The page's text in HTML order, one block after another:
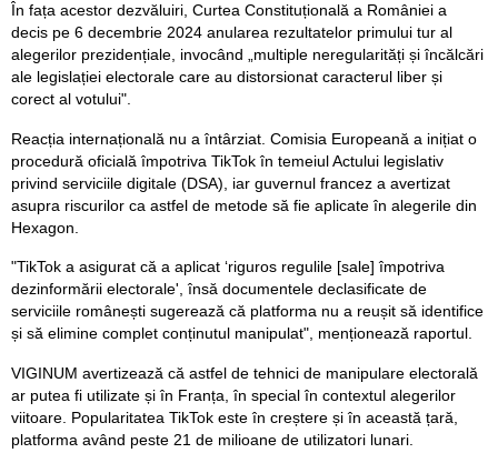
În fața acestor dezvăluiri, Curtea Constituțională a României a
decis pe 6 decembrie 2024 anularea rezultatelor primului tur al
alegerilor prezidențiale, invocând „multiple neregularități și încălcări
ale legislației electorale care au distorsionat caracterul liber și
corect al votului".
Reacția internațională nu a întârziat. Comisia Europeană a inițiat o
procedură oficială împotriva TikTok în temeiul Actului legislativ
privind serviciile digitale (DSA), iar guvernul francez a avertizat
asupra riscurilor ca astfel de metode să fie aplicate în alegerile din
Hexagon.
"TikTok a asigurat că a aplicat ‘riguros regulile [sale] împotriva
dezinformării electorale', însă documentele declasificate de
serviciile românești sugerează că platforma nu a reușit să identifice
și să elimine complet conținutul manipulat", menționează raportul.
VIGINUM avertizează că astfel de tehnici de manipulare electorală
ar putea fi utilizate și în Franța, în special în contextul alegerilor
viitoare. Popularitatea TikTok este în creștere și în această țară,
platforma având peste 21 de milioane de utilizatori lunari.